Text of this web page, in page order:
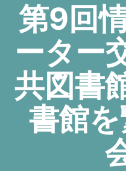
第9回
ーター
共図書
書館